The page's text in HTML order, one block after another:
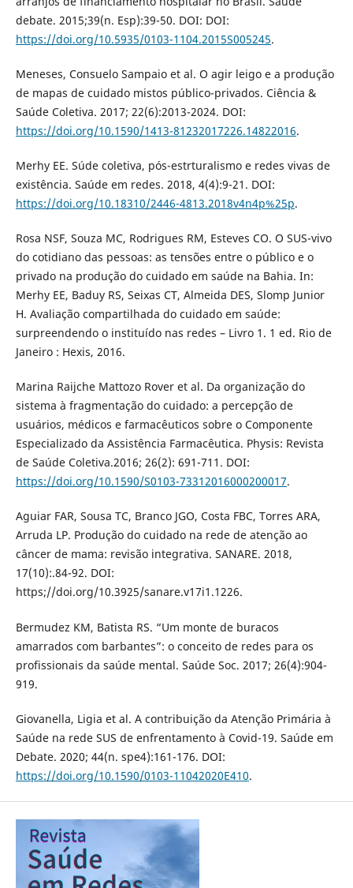
debate. 2015;39(n. Esp):39-50. DOI: DOI:
https://doi.org/10.5935/0103-1104.2015S005245.
Meneses, Consuelo Sampaio et al. O agir leigo e a produção
de mapas de cuidado mistos público-privados. Ciência &
Saúde Coletiva. 2017; 22(6):2013-2024. DOI:
https://doi.org/10.1590/1413-81232017226.14822016.
Merhy EE. Súde coletiva, pós-estrturalismo e redes vivas de
existência. Saúde em redes. 2018, 4(4):9-21. DOI:
https://doi.org/10.18310/2446-4813.2018v4n4p%25p.
Rosa NSF, Souza MC, Rodrigues RM, Esteves CO. O SUS-vivo
do cotidiano das pessoas: as tensões entre o público e o
privado na produção do cuidado em saúde na Bahia. In:
Merhy EE, Baduy RS, Seixas CT, Almeida DES, Slomp Junior
H. Avaliação compartilhada do cuidado em saúde:
surpreendendo o instituído nas redes – Livro 1. 1 ed. Rio de
Janeiro : Hexis, 2016.
Marina Raijche Mattozo Rover et al. Da organização do
sistema à fragmentação do cuidado: a percepção de
usuários, médicos e farmacêuticos sobre o Componente
Especializado da Assistência Farmacêutica. Physis: Revista
de Saúde Coletiva.2016; 26(2): 691-711. DOI:
https://doi.org/10.1590/S0103-73312016000200017.
Aguiar FAR, Sousa TC, Branco JGO, Costa FBC, Torres ARA,
Arruda LP. Produção do cuidado na rede de atenção ao
câncer de mama: revisão integrativa. SANARE. 2018,
17(10):.84-92. DOI:
https;//doi.org/10.3925/sanare.v17i1.1226.
Bermudez KM, Batista RS. “Um monte de buracos
amarrados com barbantes”: o conceito de redes para os
profissionais da saúde mental. Saúde Soc. 2017; 26(4):904-
919.
Giovanella, Ligia et al. A contribuição da Atenção Primária à
Saúde na rede SUS de enfrentamento à Covid-19. Saúde em
Debate. 2020; 44(n. spe4):161-176. DOI:
https://doi.org/10.1590/0103-11042020E410.